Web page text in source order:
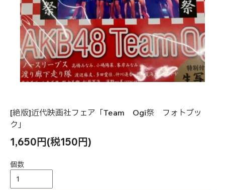
[絶版]近代映画社フェア「Team Ogi祭 フォトブッ
ク」
1,650円(税150円)
個数